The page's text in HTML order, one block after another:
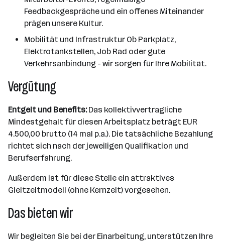
Feedbackgespräche und ein offenes Miteinander
prägen unsere Kultur.
Mobilität und Infrastruktur Ob Parkplatz,
Elektrotankstellen, Job Rad oder gute
Verkehrsanbindung - wir sorgen für Ihre Mobilität.
Vergütung
Entgelt und Benefits:Das kollektivvertragliche
Mindestgehalt für diesen Arbeitsplatz beträgt EUR
4.500,00 brutto (14 mal p.a.). Die tatsächliche Bezahlung
richtet sich nach der jeweiligen Qualifikation und
Berufserfahrung.
Außerdem ist für diese Stelle ein attraktives
Gleitzeitmodell (ohne Kernzeit) vorgesehen.
Das bieten wir
Wir begleiten Sie bei der Einarbeitung, unterstützen Ihre